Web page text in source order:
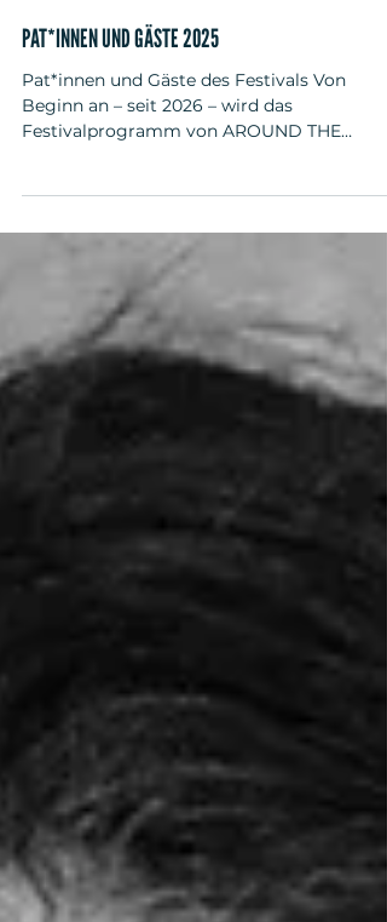
24. Nov. 2025
PAT*INNEN UND GÄSTE 2025
Beginn an – seit 2026 – wird das
Festivalprogramm von AROUND THE
WORLD IN 14 FILMS tradionell von
Persönlichkeiten aus der Film- und
Kulturszene präsentiert. Für diesen
Jubiläumsjahrgang konnten als Pat*innen
gewonnen werden: die Schauspieler*innen
Bibiana Beglau („No Hit Wonder”), Pegah
Ferydoni („Feste & Freunde – Ein Hoch auf
uns!“), Luisa-Céline Gaffron („How to Be